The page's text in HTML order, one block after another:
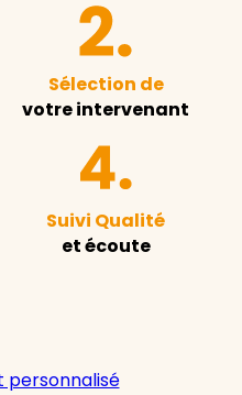
Sélection de
votre intervenant
Suivi Qualité
et écoute
personnalisé